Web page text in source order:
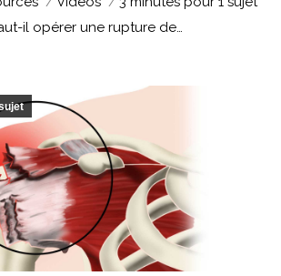
il opérer une rupture de…